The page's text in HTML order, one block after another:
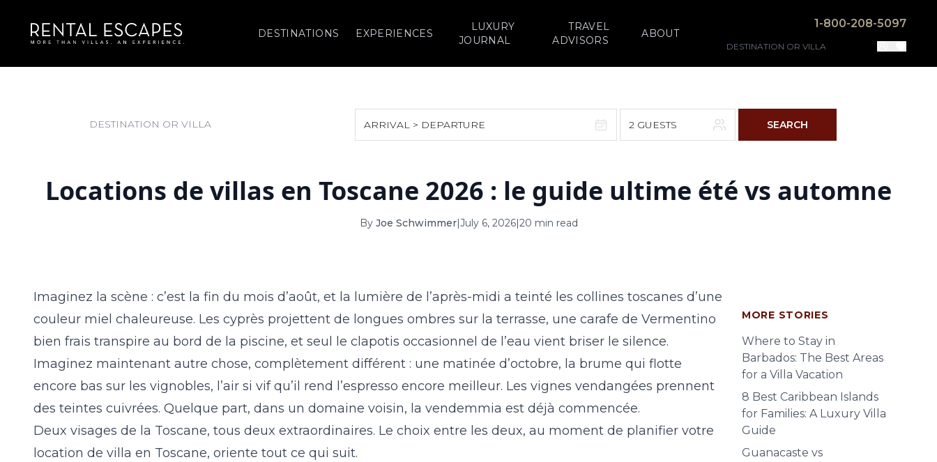
DESTINATIONS EXPERIENCES
LUXURY
JOURNAL
TRAVEL
ADVISORS
ABOUT
1-800-208-5097
ARRIVAL > DEPARTURE
S M T W T F S
16 21
23 24 25 26 27 28 29
30 31
T W T S
27 28 29 30
2 GUESTS SEARCH
Locations de villas en Toscane 2026 : le guide ultime été vs automne
By Joe Schwimmer|July 6, 2026|20 min read
Imaginez la scène : c’est la fin du mois d’août, et la lumière de l’après-midi a teinté les collines toscanes d’une
couleur miel chaleureuse. Les cyprès projettent de longues ombres sur la terrasse, une carafe de Vermentino
bien frais transpire au bord de la piscine, et seul le clapotis occasionnel de l’eau vient briser le silence.
Imaginez maintenant autre chose, complètement différent : une matinée d’octobre, la brume qui flotte
encore bas sur les vignobles, l’air si vif qu’il rend l’espresso encore meilleur. Les vignes vendangées prennent
des teintes cuivrées. Quelque part, dans un domaine voisin, la vendemmia est déjà commencée.
Deux visages de la Toscane, tous deux extraordinaires. Le choix entre les deux, au moment de planifier votre
location de villa en Toscane, oriente tout ce qui suit.
MORE STORIES
Where to Stay in
Barbados: The Best Areas
for a Villa Vacation
8 Best Caribbean Islands
for Families: A Luxury Villa
Guide
Guanacaste vs